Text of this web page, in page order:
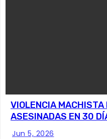
VIOLENCIA
ASESINADAS EN 30
Jun 5, 2026